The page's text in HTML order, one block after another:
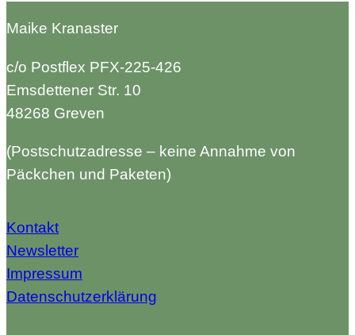
Maike Kranaster
c/o Postflex PFX-225-426
Emsdettener Str. 10
48268 Greven
(Postschutzadresse – keine Annahme von
Päckchen und Paketen)
Kontakt
Newsletter
Impressum
Datenschutzerklärung